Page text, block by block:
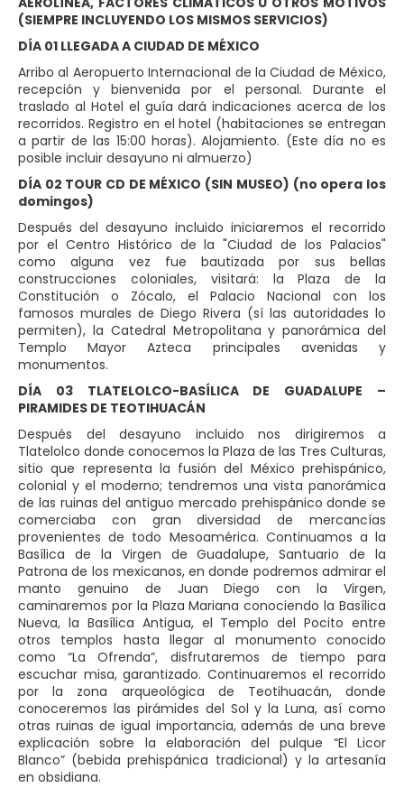
(SIEMPRE INCLUYENDO LOS MISMOS SERVICIOS)
DÍA 01 LLEGADA A CIUDAD DE MÉXICO
Arribo al Aeropuerto Internacional de la Ciudad de México,
recepción y bienvenida por el personal. Durante el
traslado al Hotel el guía dará indicaciones acerca de los
recorridos. Registro en el hotel (habitaciones se entregan
a partir de las 15:00 horas). Alojamiento. (Este día no es
posible incluir desayuno ni almuerzo)
DÍA 02 TOUR CD DE MÉXICO (SIN MUSEO) (no opera los
domingos)
Después del desayuno incluido iniciaremos el recorrido
por el Centro Histórico de la "Ciudad de los Palacios"
como alguna vez fue bautizada por sus bellas
construcciones coloniales, visitará: la Plaza de la
Constitución o Zócalo, el Palacio Nacional con los
famosos murales de Diego Rivera (sí las autoridades lo
permiten), la Catedral Metropolitana y panorámica del
Templo Mayor Azteca principales avenidas y
monumentos.
DÍA 03 TLATELOLCO-BASÍLICA DE GUADALUPE –
PIRAMIDES DE TEOTIHUACÁN
Después del desayuno incluido nos dirigiremos a
Tlatelolco donde conocemos la Plaza de las Tres Culturas,
sitio que representa la fusión del México prehispánico,
colonial y el moderno; tendremos una vista panorámica
de las ruinas del antiguo mercado prehispánico donde se
comerciaba con gran diversidad de mercancías
provenientes de todo Mesoamérica. Continuamos a la
Basílica de la Virgen de Guadalupe, Santuario de la
Patrona de los mexicanos, en donde podremos admirar el
manto genuino de Juan Diego con la Virgen,
caminaremos por la Plaza Mariana conociendo la Basílica
Nueva, la Basílica Antigua, el Templo del Pocito entre
otros templos hasta llegar al monumento conocido
como “La Ofrenda”, disfrutaremos de tiempo para
escuchar misa, garantizado. Continuaremos el recorrido
por la zona arqueológica de Teotihuacán, donde
conoceremos las pirámides del Sol y la Luna, así como
otras ruinas de igual importancia, además de una breve
explicación sobre la elaboración del pulque “El Licor
Blanco” (bebida prehispánica tradicional) y la artesanía
en obsidiana.